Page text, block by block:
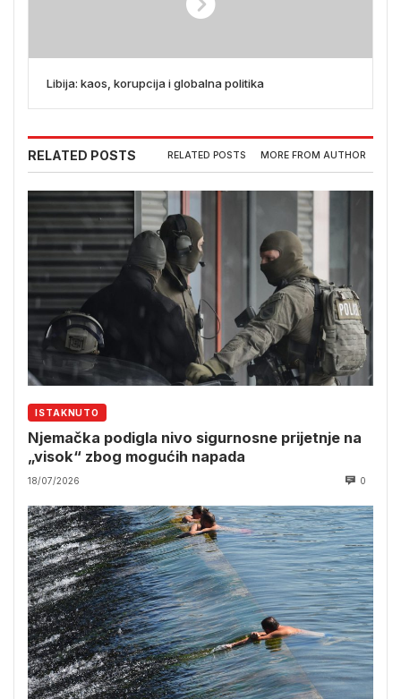
Libija: kaos, korupcija i globalna politika
RELATED POSTS RELATED POSTS MORE FROM AUTHOR
ISTAKNUTO
Njemačka podigla nivo sigurnosne prijetnje na
„visok“ zbog mogućih napada
18/07/2026 0